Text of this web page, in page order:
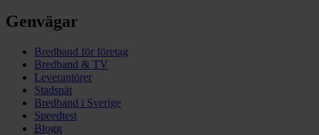
Genvägar
Bredband för företag
Bredband & TV
Leverantörer
Stadsnät
Bredband i Sverige
Speedtest
Blogg